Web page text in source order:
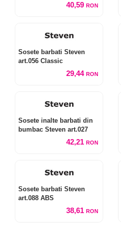
40,59 RON
Sosete barbati Steven
art.056 Classic
29,44 RON
Sosete inalte barbati din
bumbac Steven art.027
42,21 RON
Sosete barbati Steven
art.088 ABS
38,61 RON